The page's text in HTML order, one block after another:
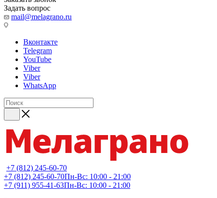
Задать вопрос
mail@melagrano.ru
Вконтакте
Telegram
YouTube
Viber
Viber
WhatsApp
+7 (812) 245-60-70
+7 (812) 245-60-70Пн-Вс: 10:00 - 21:00
+7 (911) 955-41-63Пн-Вс: 10:00 - 21:00